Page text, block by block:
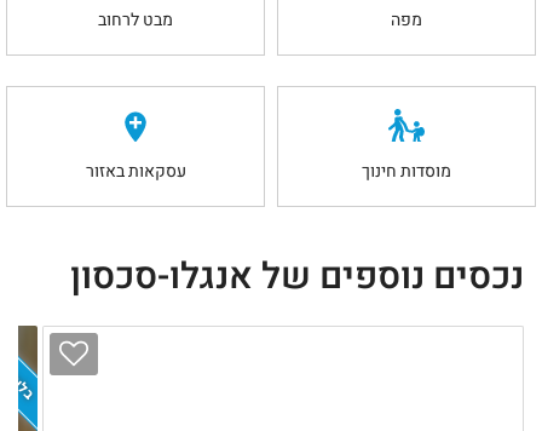
מפה מבט לרחוב
מוסדות חינוך עסקאות באזור
נכסים נוספים של אנגלו-סכסון